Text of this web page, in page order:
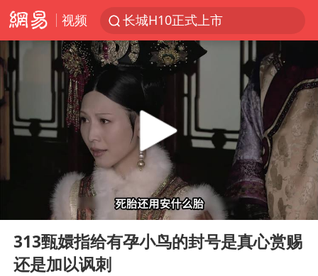
视频
长城H10正式上市
山东日照市委副书记王峰被查
印度暴发金迪普拉病毒
41岁女子为鼓励女儿考上985研究生
美国退回1000亿美元关税
24小时不关空调 电费反而更低？
“事业单位招聘不是人情买卖”
涨价1元的冰红茶 两年少赚了15亿
Play
00:00 03:43
313甄嬛指给有孕小鸟的封号是真心赏赐
还是加以讽刺